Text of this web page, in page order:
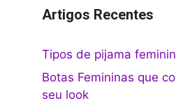
Artigos Recentes
Tipos de pijama
Botas Femininas que
seu look